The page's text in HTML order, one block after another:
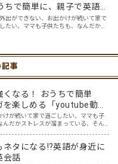
ちで簡単に、親子で英語ヨ
楽しめる「youtube動画」
出ができない、お出かけが続いて家で
たい、ママも子供たちも、なんだか疲
「youtube動画」を紹介します…
事
なる！ おうちで簡単
を楽しめる「youtube動
けが続いて家で過ごしたい、ママも子
んだかストレスが溜まっている、そん
ネタになる⁉英語が身近に
会話